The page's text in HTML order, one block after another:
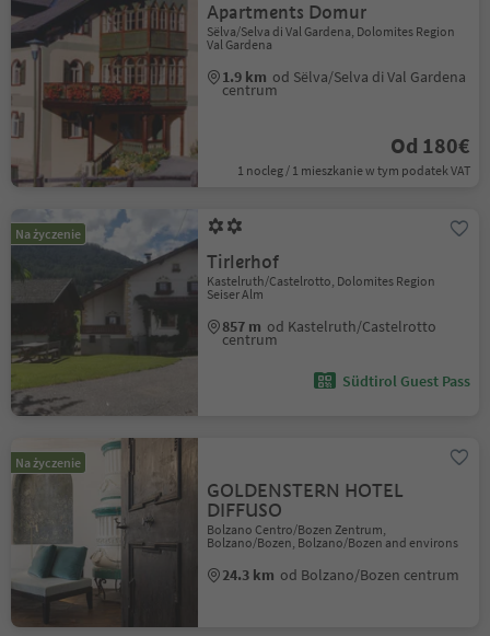
Apartments Domur
Sëlva/Selva di Val Gardena, Dolomites Region
Val Gardena
1.9 km od Sëlva/Selva di Val Gardena
centrum
Od 180€
1 nocleg / 1 mieszkanie w tym podatek VAT
Na życzenie
Tirlerhof
Kastelruth/Castelrotto, Dolomites Region
Seiser Alm
857 m od Kastelruth/Castelrotto
centrum
Südtirol Guest Pass
Na życzenie
GOLDENSTERN HOTEL
DIFFUSO
Bolzano Centro/Bozen Zentrum,
Bolzano/Bozen, Bolzano/Bozen and environs
24.3 km od Bolzano/Bozen centrum